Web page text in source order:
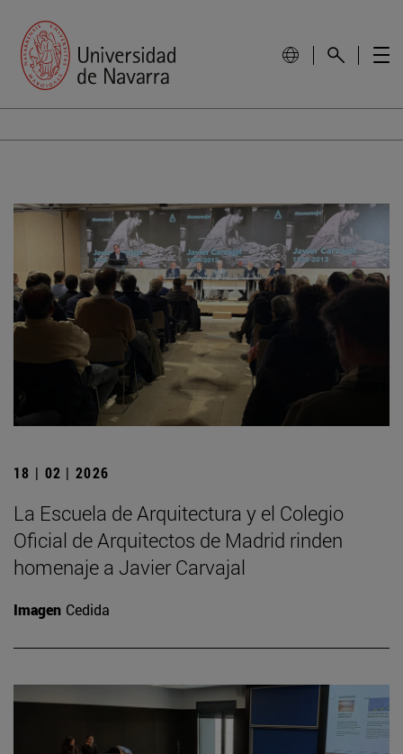
18 | 02 | 2026
La Escuela de Arquitectura y el Colegio
Oficial de Arquitectos de Madrid rinden
homenaje a Javier Carvajal
Imagen Cedida